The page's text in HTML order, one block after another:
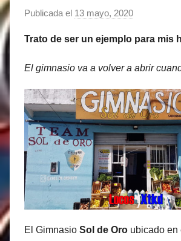
Publicada el 13 mayo, 2020
r
t
í
a
M
t
n
Trato de ser un ejemplo para mis
El gimnasio va a volver a abrir
El Gimnasio Sol de Oro ubicado en